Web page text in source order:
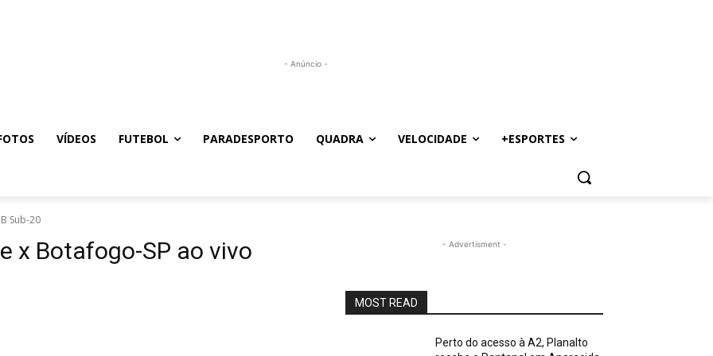
- Anúncio -
VÍDEOS FUTEBOL PARADESPORTO QUADRA VELOCIDADE +ESPORTES
Sub-20
x Botafogo-SP ao vivo - Advertisment -
MOST READ
Perto do acesso à A2, Planalto